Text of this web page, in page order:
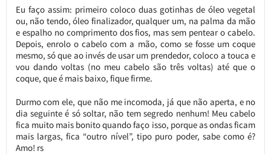
Eu faço assim: primeiro coloco duas gotinhas de óleo vegetal
ou, não tendo, óleo finalizador, qualquer um, na palma da mão
e espalho no comprimento dos fios, mas sem pentear o cabelo.
Depois, enrolo o cabelo com a mão, como se fosse um coque
mesmo, só que ao invés de usar um prendedor, coloco a touca e
vou dando voltas (no meu cabelo são três voltas) até que o
coque, que é mais baixo, fique firme.
Durmo com ele, que não me incomoda, já que não aperta, e no
dia seguinte é só soltar, não tem segredo nenhum! Meu cabelo
fica muito mais bonito quando faço isso, porque as ondas ficam
mais largas, fica “outro nível”, tipo puro poder, sabe como é?
Amo! rs